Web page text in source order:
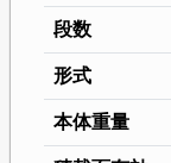
段数
形式
本体重量